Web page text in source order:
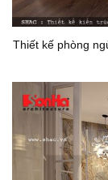
Thiết kế phòng